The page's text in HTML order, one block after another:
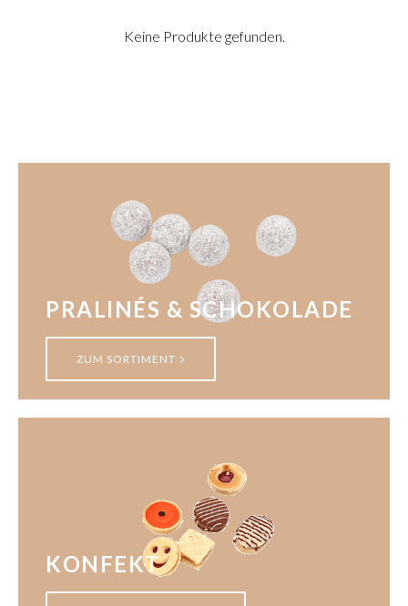
Keine Produkte gefunden.
PRALINÉS & SCHOKOLADE
ZUM SORTIMENT
KONFEKT